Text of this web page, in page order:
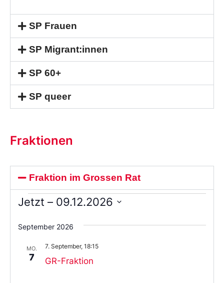
SP Frauen
SP Migrant:innen
SP 60+
SP queer
Fraktionen
Fraktion im Grossen Rat
Jetzt – 09.12.2026
Sie
das
aus.
September 2026
MO.
7 GR-Fraktion
7. September, 18:15